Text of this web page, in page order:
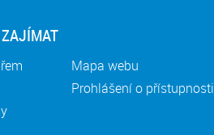
Mapa webu
Prohlášení o přístupnosti